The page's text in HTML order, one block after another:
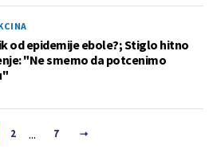
od epidemije ebole?; Stiglo hitno
"Ne smemo da potcenimo
2 ... 7